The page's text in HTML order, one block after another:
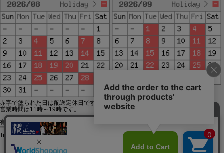
赤字で塗られた日は配送定休日です。
営業時間は11時～19時です。
有限会社ジップジップ SakuraStyle通販事業部
〒650-0021 神戸市中央区三宮町3-9-19イトウビル1,4F
Tel:078-332-2013 FAX:078-333-6644